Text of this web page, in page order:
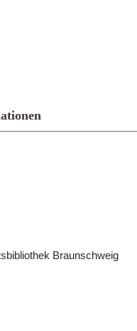
Braunschweig